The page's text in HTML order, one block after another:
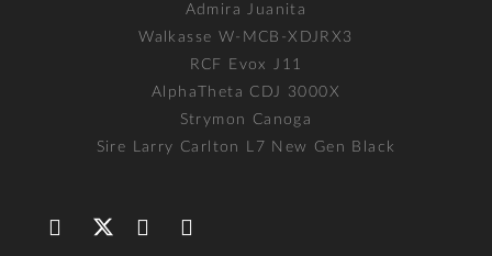
Admira Juanita
Walkasse W-MCB-XDJRX3
RCF Evox J11
AlphaTheta CDJ 3000X
Strymon Canoga
Sire Larry Carlton L7 New Gen Black